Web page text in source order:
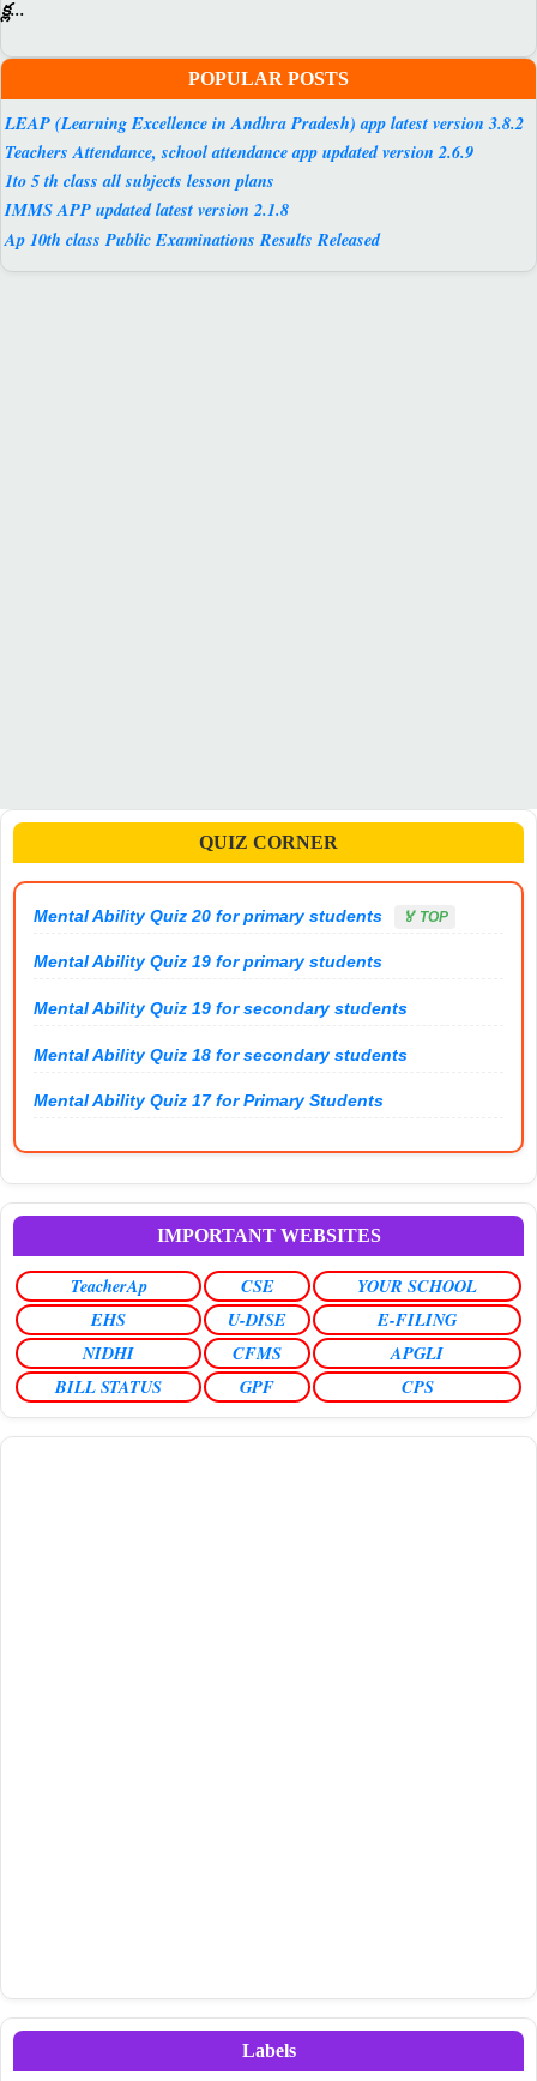
క్ల...
POPULAR POSTS
LEAP (Learning Excellence in Andhra Pradesh) app latest version 3.8.2
Teachers Attendance, school attendance app updated version 2.6.9
1to 5 th class all subjects lesson plans
IMMS APP updated latest version 2.1.8
Ap 10th class Public Examinations Results Released
QUIZ CORNER
Mental Ability Quiz 20 for primary students 🏅 TOP
Mental Ability Quiz 19 for primary students
Mental Ability Quiz 19 for secondary students
Mental Ability Quiz 18 for secondary students
Mental Ability Quiz 17 for Primary Students
IMPORTANT WEBSITES
TeacherAp CSE
YOUR SCHOOL
EHS
U-DISE
E-FILING
NIDHI
CFMS
APGLI
BILL STATUS
GPF CPS
Labels